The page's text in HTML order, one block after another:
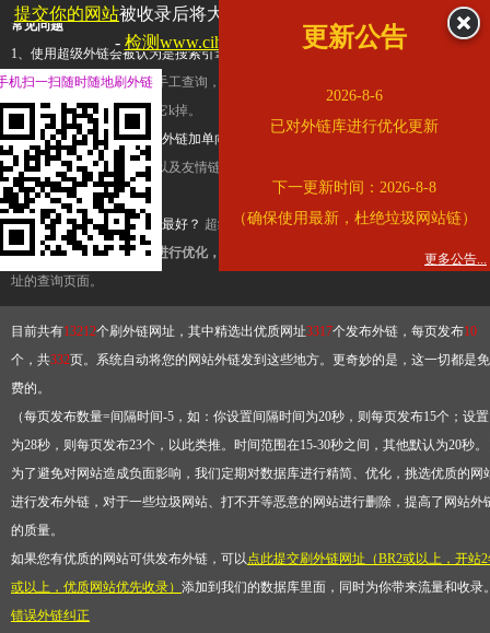
常见问题
1、使用超级外链会被认为是搜索引擎优化作弊吗？ 超级外链只是一个简便而集成
查询工具，模拟的是正常手工查询，不是作弊。如果是作弊，那您可以使用超级外
推广竞争对手的网址，让它k掉。
2、网站优化单纯依靠超级外链加单向链接可行吗？
链，需要结合普通的外链以及友情链接，您可以到站长论坛发布外链，到友情链接
台交换友情链接。
3、如何使用超级外链效果最好？ 超级外链不同于普通的外链，它是动态的链接，
有频繁使用超级外链工具进行优化，才能获得稳定的外链
，最终使搜索引擎收录带
址的查询页面。
目前共有13212个刷外链网址，其中精选出优质网址3317个发布外链，每页发布10
个，共332页。系统自动将您的网站外链发到这些地方。更奇妙的是，这一切都是免
费的。
（每页发布数量=间隔时间-5，如：你设置间隔时间为20秒，则每页发布15个；设置
为28秒，则每页发布23个，以此类推。时间范围在15-30秒之间，其他默认为20秒
为了避免对网站造成负面影响，我们定期对数据库进行精简、优化，挑选优质的网
进行发布外链，对于一些垃圾网站、打不开等恶意的网站进行删除，提高了网站外
的质量。
如果您有优质的网站可供发布外链，可以点此提交刷外链网址（BR2或以上，开站
或以上，优质网站优先收录） 添加到我们的数据库里面，同时为你带来流量和收录
错误外链纠正
提交你的网站被收录后将大幅提升流量和外链，
查看展示页面
- 检测www.cihai123.com是否收录
更新公告
2026-8-6
已对外链库进行优化更新
下一更新时间：2026-8-8
（确保使用最新，杜绝垃圾网站链）
更多公告...
机扫一扫随时随地刷外链